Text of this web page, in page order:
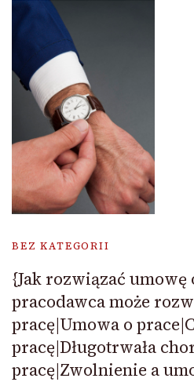
BEZ KATEGORII
{Jak rozwiązać
pracodawca może
pracę|Umowa o
pracę|Długotrwała
pracę|Zwolnienie a